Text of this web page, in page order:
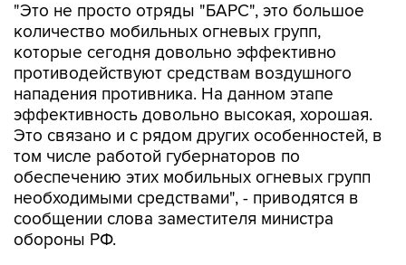
"Это не просто отряды "БАРС", это большое
количество мобильных огневых групп,
которые сегодня довольно эффективно
противодействуют средствам воздушного
нападения противника. На данном этапе
эффективность довольно высокая, хорошая.
Это связано и с рядом других особенностей, в
том числе работой губернаторов по
обеспечению этих мобильных огневых групп
необходимыми средствами", - приводятся в
сообщении слова заместителя министра
обороны РФ.